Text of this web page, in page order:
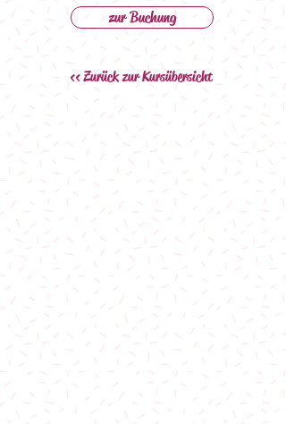
zur Buchung
<< Zurück zur Kursübersicht